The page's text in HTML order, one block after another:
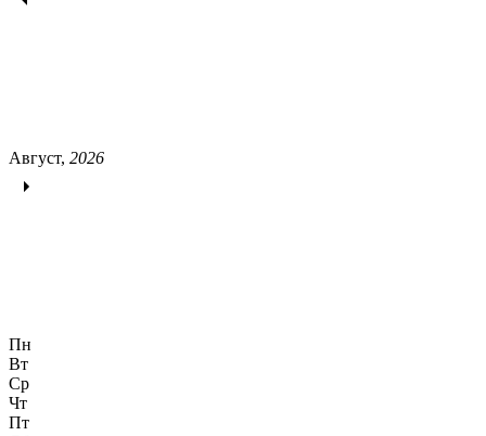
Август, 2026
Пн
Вт
Ср
Чт
Пт